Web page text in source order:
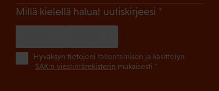
Millä kielellä haluat uutiskirjeesi (Pakollinen)
Hyväksyn tietojeni tallentamisen ja käsittelyn
SAK:n viestintärekisterin mukaisesti *